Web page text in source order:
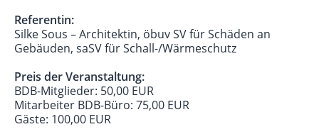
Referentin:
Silke Sous – Architektin, öbuv SV für Schäden an
Gebäuden, saSV für Schall-/Wärmeschutz
Preis der Veranstaltung:
BDB-Mitglieder: 50,00 EUR
Mitarbeiter BDB-Büro: 75,00 EUR
Gäste: 100,00 EUR